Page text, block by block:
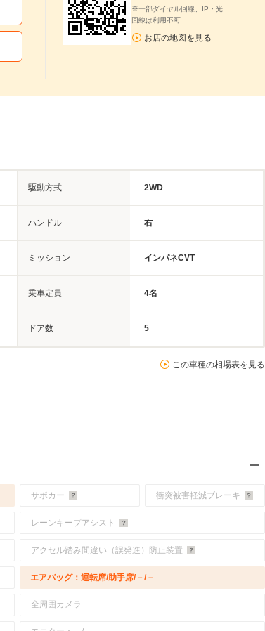
※一部ダイヤル回線、IP・光
回線は利用不可
お店の地図を見る
駆動方式 2WD
ハンドル 右
ミッション インパネCVT
乗車定員 4名
ドア数 5
この車種の相場表を見る
サポカー 衝突被害軽減ブレーキ
レーンキープアシスト
アクセル踏み間違い（誤発進）防止装置
エアバッグ：運転席/助手席/－/－
全周囲カメラ